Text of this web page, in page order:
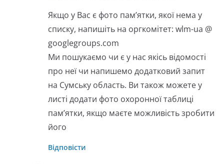
Якщо у Вас є фото пам’ятки, якої нема у
списку, напишіть на оргкомітет: wlm-ua @
googlegroups.com
Ми пошукаємо чи є у нас якісь відомості
про неї чи напишемо додатковий запит
на Сумську область. Ви також можете у
листі додати фото охоронної таблиці
пам’ятки, якщо маєте можливість зробити
його
Відповісти